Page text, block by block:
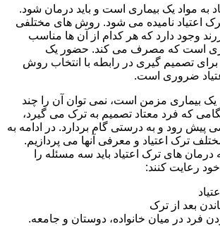
به مواد یک بیماری است و باید درمان شود.
اعتیاد نامیده می شود. روش های مختلفی
وجود دارد که هر کدام از آن ها مناسب
است که مصرف می کند. حضور یک
تصمیم گیری در رابطه با انتخاب روش
ضروری است.
یک بیماری مزمن است، نمی توان آن را چند
که فرد معتاد تصمیم به ترک می گیرد،
پیش رود و به درستی گام بردارد. در ادامه به
ترک اعتیاد و معرفی آنها می پردازیم.
درمان های ترک اعتیاد باید سه مسئله را
رعایت کنند:
بعد از ترک
فرد در میان خانواده، دوستان و جامعه.